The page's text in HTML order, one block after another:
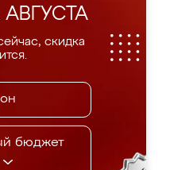
скидка
бюджет